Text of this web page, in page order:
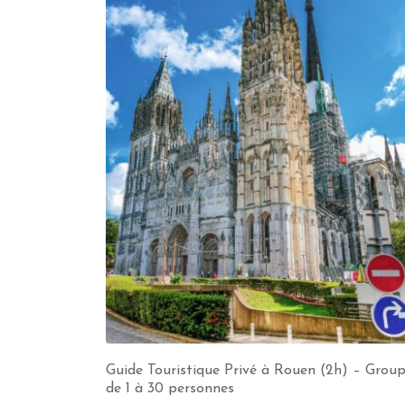
Guide Touristique Privé à Rouen (2h) –
de 1 à 30 personnes